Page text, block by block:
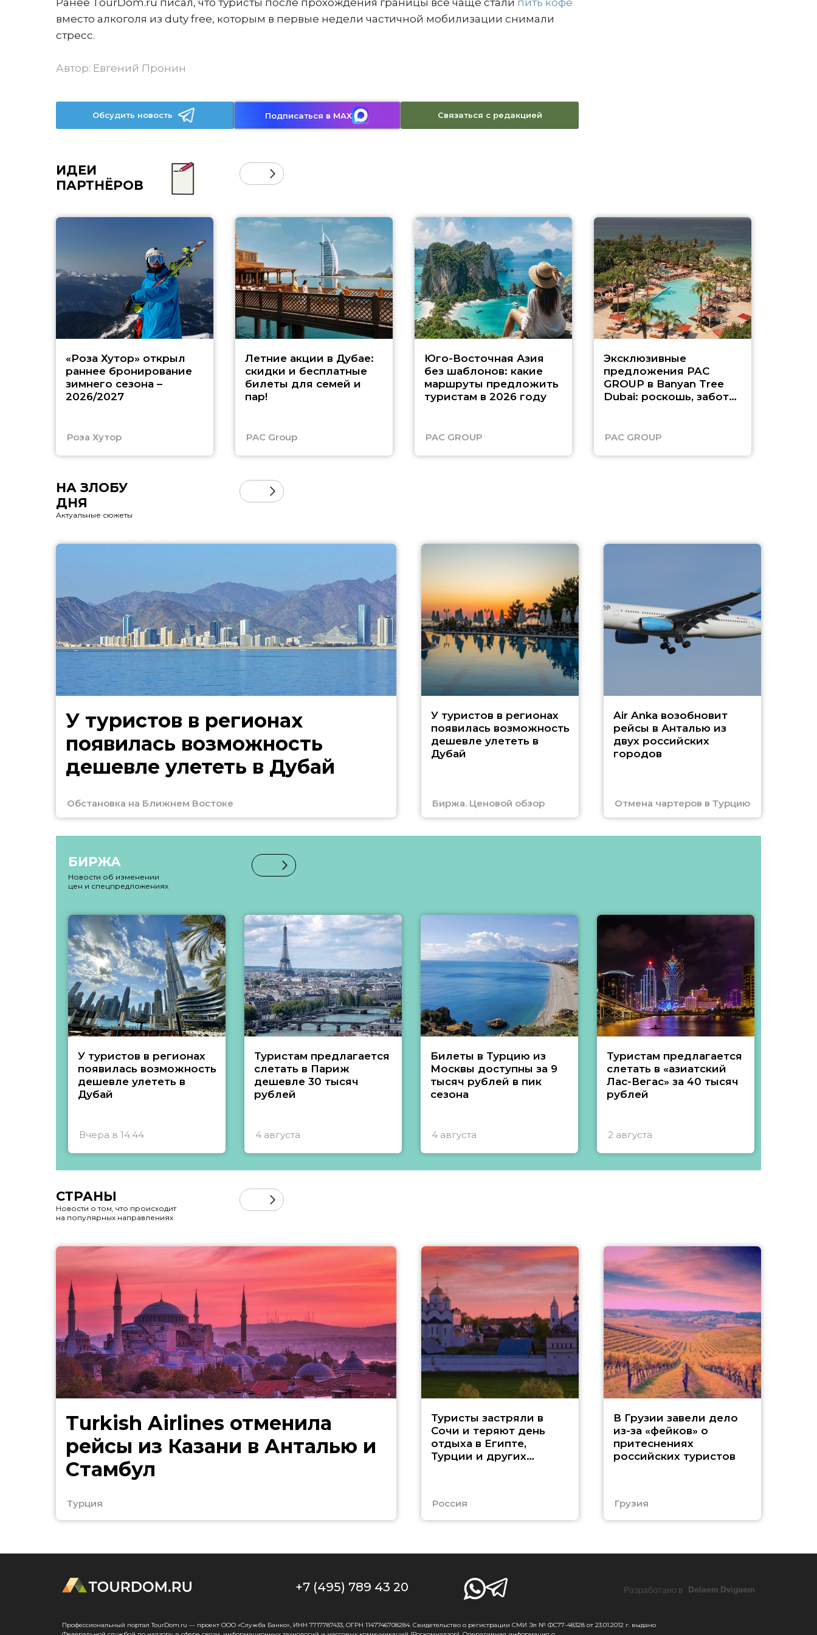
Ранее TourDom.ru писал, что туристы после прохождения границы все чаще стали пить кофе
вместо алкоголя из duty free, которым в первые недели частичной мобилизации снимали
стресс.
Автор: Евгений Пронин
Обсудить новость Подписаться в MAX Связаться с редакцией
ИДЕИ
ПАРТНЁРОВ
«Роза Хутор» открыл
раннее бронирование
зимнего сезона –
2026/2027
Роза Хутор
Летние акции в Дубае:
скидки и бесплатные
билеты для семей и
пар!
PAC Group
Юго-Восточная Азия
без шаблонов: какие
маршруты предложить
туристам в 2026 году
PAC GROUP
Эксклюзивные
предложения PAC
GROUP в Banyan Tree
Dubai: роскошь, забота
PAC GROUP
НА ЗЛОБУ
ДНЯ
Актуальные сюжеты
У туристов в регионах
появилась возможность
дешевле улететь в Дубай
Обстановка на Ближнем Востоке
У туристов в регионах
появилась возможность
дешевле улететь в
Дубай
Биржа. Ценовой обзор
Air Anka возобновит
рейсы в Анталью из
двух российских
городов
Отмена чартеров в Турцию
БИРЖА
Новости об изменении
цен и спецпредложениях
У туристов в регионах
появилась возможность
дешевле улететь в
Дубай
Вчера в 14:44
Туристам предлагается
слетать в Париж
дешевле 30 тысяч
рублей
4 августа
Билеты в Турцию из
Москвы доступны за 9
тысяч рублей в пик
сезона
4 августа
Туристам предлагается
слетать в «азиатский
Лас-Вегас» за 40 тысяч
рублей
2 августа
СТРАНЫ
Новости о том, что происходит
на популярных направлениях
Turkish Airlines отменила
рейсы из Казани в Анталью и
Стамбул
Турция
Туристы застряли в
Сочи и теряют день
отдыха в Египте,
Турции и других
Россия
В Грузии завели дело
из-за «фейков» о
притеснениях
российских туристов
Грузия
+7 (495) 789 43 20 Разработано в Delaem Dvigaem
Профессиональный портал TourDom.ru — проект ООО «Служба Банко», ИНН 7717787433, ОГРН 1147746708284. Свидетельство о регистрации СМИ Эл № ФС77-48328 от 23.01.2012 г. выдано